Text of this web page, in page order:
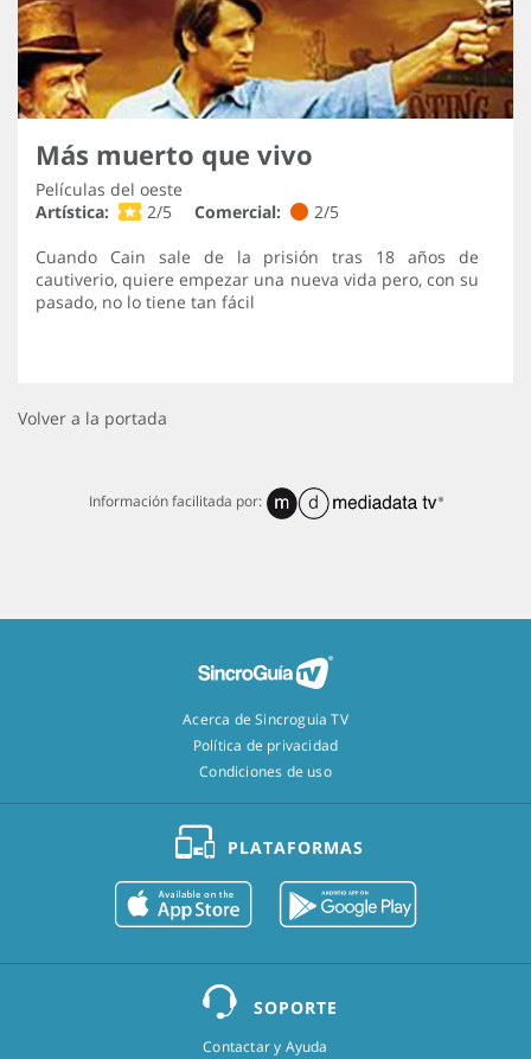
Más muerto que vivo
Películas del oeste
Artística:
2/5 Comercial:
2/5
Cuando Cain sale de la prisión tras 18 años de
cautiverio, quiere empezar una nueva vida pero, con su
pasado, no lo tiene tan fácil
Volver a la portada
Información facilitada por:
Acerca de Sincroguia TV
Política de privacidad
Condiciones de uso
PLATAFORMAS
SOPORTE
Contactar y Ayuda